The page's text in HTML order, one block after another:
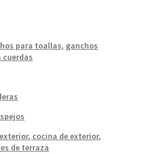
para toallas, ganchos
cuerdas
cocina de exterior,
de terraza